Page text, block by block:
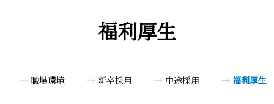
福利厚生
職場環境 新卒採用 中途採用 福利厚生